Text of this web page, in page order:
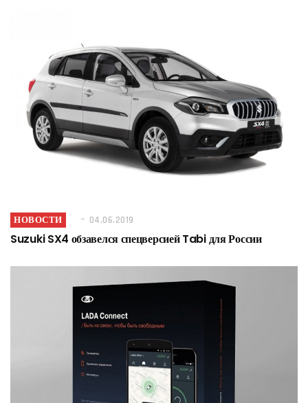
НОВОСТИ 04.06.2019
Suzuki SX4 обзавелся спецверсией Tabi для России